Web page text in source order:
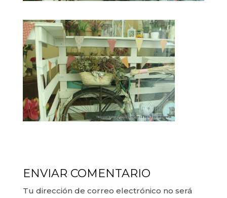
ENVIAR COMENTARIO
Tu dirección de correo electrónico no será